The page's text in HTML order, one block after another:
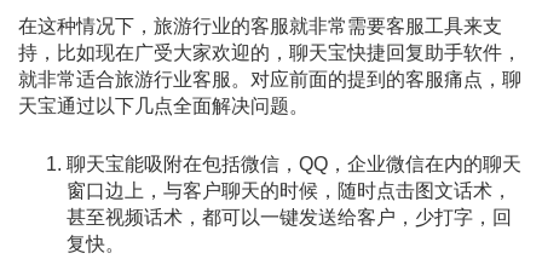
在这种情况下，旅游行业的客服就非常需要客服工具来支
持，比如现在广受大家欢迎的，聊天宝快捷回复助手软件，
就非常适合旅游行业客服。对应前面的提到的客服痛点，聊
天宝通过以下几点全面解决问题。
聊天宝能吸附在包括微信，QQ，企业微信在内的聊天
窗口边上，与客户聊天的时候，随时点击图文话术，
甚至视频话术，都可以一键发送给客户，少打字，回
复快。